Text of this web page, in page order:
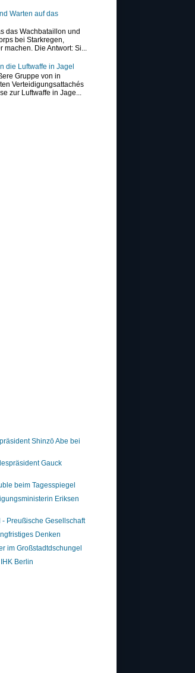
Warten auf das
das Wachbataillon und
bei Starkregen,
machen. Die Antwort: Si...
die Luftwaffe in Jagel
Gruppe von in
Verteidigungsattachés
zur Luftwaffe in Jage...
Shinzō Abe bei
Gauck
beim Tagesspiegel
Eriksen
Preußische Gesellschaft
Denken
im Großstadtdschungel
Berlin